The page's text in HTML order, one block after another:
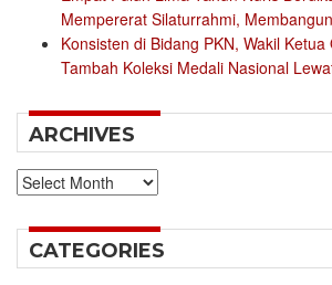
Mempererat Silaturrahmi,
Konsisten di Bidang PKN, Wakil
Tambah Koleksi Medali Nasional
ARCHIVES
Archives
CATEGORIES